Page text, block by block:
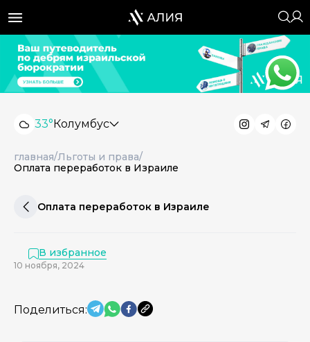
33° Колумбус
главная/Льготы и права/
Оплата переработок в Израиле
Оплата переработок в Израиле
10 ноября, 2024
В избранное
Поделиться: